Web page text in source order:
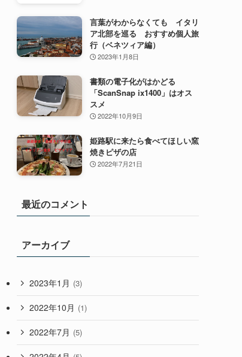
言葉がわからなくても イタリ
ア北部を巡る おすすめ個人旅
行（ベネツィア編）
2023年1月8日
書類の電子化がはかどる
「ScanSnap ix1400」はオス
スメ
2022年10月9日
姫路駅に来たら食べてほしい窯
焼きピザの店
2022年7月21日
最近のコメント
アーカイブ
2023年1月 (3)
2022年10月 (1)
2022年7月 (5)